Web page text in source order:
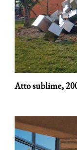
Atto sublime,